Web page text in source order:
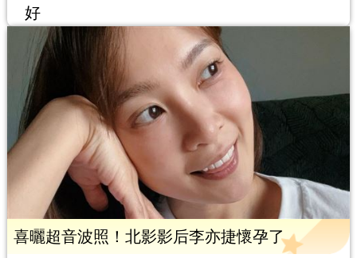
好
喜曬超音波照！北影影后李亦捷懷孕了